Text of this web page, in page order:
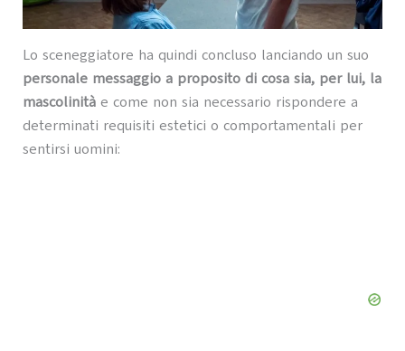
Lo sceneggiatore ha quindi concluso lanciando un suo
personale messaggio a proposito di cosa sia, per lui, la
mascolinitàe come non sia necessario rispondere a
determinati requisiti estetici o comportamentali per
sentirsi uomini: